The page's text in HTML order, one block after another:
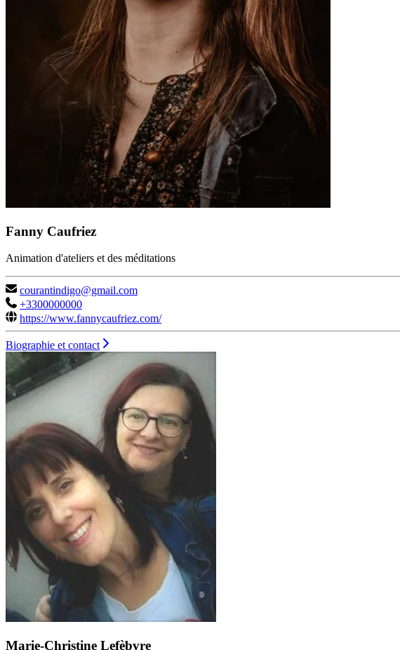
Fanny Caufriez
Animation d'ateliers et des méditations
courantindigo@gmail.com
+3300000000
https://www.fannycaufriez.com/
Biographie et contact
Marie-Christine Lefèbvre